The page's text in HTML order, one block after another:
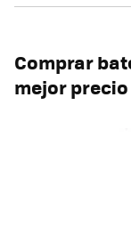
Comprar
mejor precio